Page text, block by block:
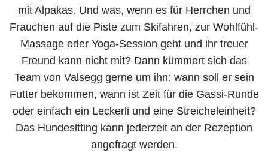
mit Alpakas. Und was, wenn es für Herrchen und
Frauchen auf die Piste zum Skifahren, zur Wohlfühl-
Massage oder Yoga-Session geht und ihr treuer
Freund kann nicht mit? Dann kümmert sich das
Team von Valsegg gerne um ihn: wann soll er sein
Futter bekommen, wann ist Zeit für die Gassi-Runde
oder einfach ein Leckerli und eine Streicheleinheit?
Das Hundesitting kann jederzeit an der Rezeption
angefragt werden.